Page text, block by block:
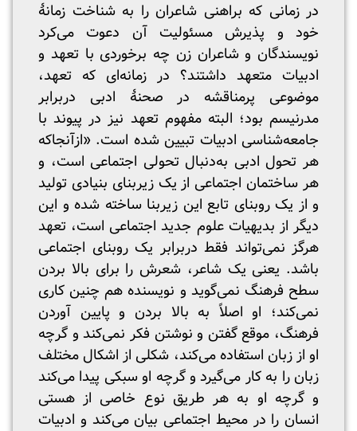
در زمانی که براهنی شاعران را به شناخت زمانۀ
خود و پذیرش مسئولیت آن دعوت می‌کرد
نویسندگان و شاعران زن چه برخوردی با تعهد و
ادبیات متعهد داشتند؟ در زمانه‌ای که تعهد،
موضوعی پرمناقشه در صحنۀ ادبی دربرابر
مدرنیسم بود؛ البته مفهوم تعهد نیز در پیوند با
جامعه‌شناسی ادبیات تبیین شده است. «ازآنجاکه
هر تحول ادبی به‌دنبال تحولی اجتماعی است، و
هر ساختمان اجتماعی از یک زیربنای بنیادی تولید
و از یک روبنای تابع این زیربنا ساخته شده و این
دیگر از بدیهیات علوم جدید اجتماعی است، تعهد
هرگز نمی‌تواند فقط دربرابر یک روبنای اجتماعی
باشد. یعنی یک شاعر، شعرش را برای بالا بردن
سطح فرهنگ نمی‌گوید و نویسنده هم چنین کاری
نمی‌کند؛ او اصلاً به بالا بردن و پایین آوردن
فرهنگ، موقع گفتن و نوشتن فکر نمی‌کند و گرچه
او از زبان استفاده می‌کند، شکلی از اشکال مختلف
زبان را به کار می‌گیرد و گرچه او سبکی پیدا می‌کند
و گرچه او به هر طریق نوع خاصی از هستی
انسان را در محیط اجتماعی بیان می‌کند و ادبیات